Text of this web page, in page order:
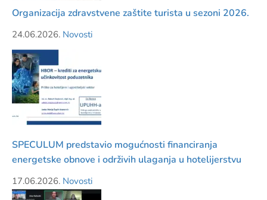
Organizacija zdravstvene zaštite turista u sezoni 2026.
24.06.2026. Novosti
SPECULUM predstavio mogućnosti financiranja
energetske obnove i održivih ulaganja u hotelijerstvu
17.06.2026. Novosti